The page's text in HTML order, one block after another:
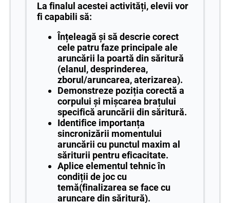
La finalul acestei activități, elevii vor
fi capabili să:
Înțeleagă și să descrie corect
cele patru faze principale ale
aruncării la poartă din săritură
(elanul, desprinderea,
zborul/aruncarea, aterizarea).
Demonstreze poziția corectă a
corpului și mișcarea brațului
specifică aruncării din săritură.
Identifice importanța
sincronizării momentului
aruncării cu punctul maxim al
săriturii pentru eficacitate.
Aplice elementul tehnic în
condiții de joc cu
temă(finalizarea se face cu
aruncare din săritură).